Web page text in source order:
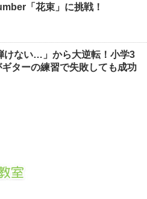
「花束」に挑戦！
けない…」から大逆転！小学3
ターの練習で失敗しても成功